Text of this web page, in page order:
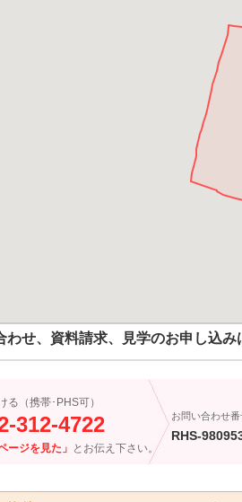
わせ、資料請求、見学のお申し込み
る（携帯･PHS可）
312-4722
ージを見た」 とお伝え下さい。
お問い合わせ
RHS-